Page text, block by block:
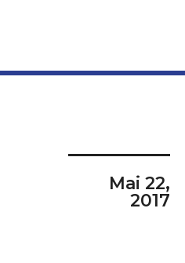
Mai 22,
2017